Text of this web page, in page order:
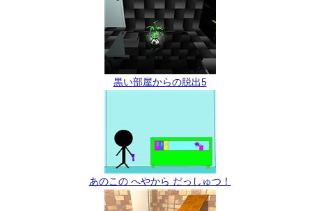
黒い部屋からの脱出5
あのこの へやから だっしゅつ！